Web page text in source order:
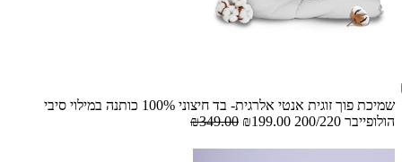
שמיכת פוך זוגית אנטי אלרגית- בד חיצוני 100% כותנה במילוי סיבי
הולופייבר 200/220
₪199.00
₪349.00